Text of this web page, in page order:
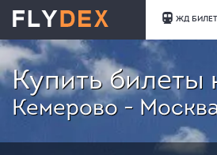
ЖД
Купить билеты
Кемерово -